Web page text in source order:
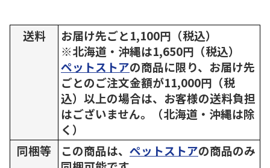
送料
お届け先ごと1,100円（税込）
※北海道・沖縄は1,650円（税込）
ペットストアの商品に限り、お届け先
ごとのご注文金額が11,000円（税
込）以上の場合は、お客様の送料負担
はございません。（北海道・沖縄は除
く）
同梱等
この商品は、 ペットストアの商品のみ